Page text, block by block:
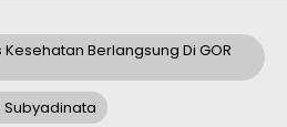
Berlangsung Di GOR
Subyadinata